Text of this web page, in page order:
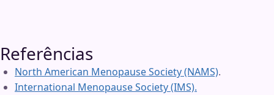
Referências
North American Menopause Society (NAMS).
International Menopause Society (IMS).